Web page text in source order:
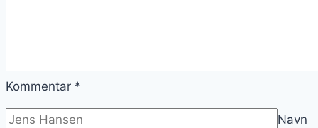
Kommentar *
Navn